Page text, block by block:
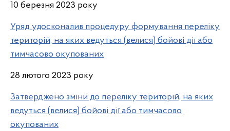
10 березня 2023 року
Уряд удосконалив процедуру формування переліку
територій, на яких ведуться (велися) бойові дії або
тимчасово окупованих
28 лютого 2023 року
Затверджено зміни до переліку територій, на яких
ведуться (велися) бойові дії або тимчасово
окупованих